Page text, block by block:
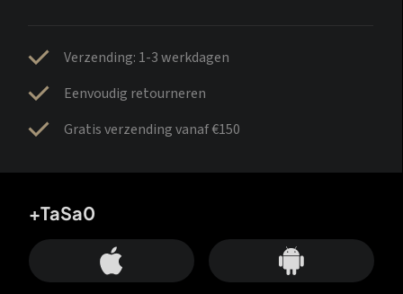
Verzending: 1-3 werkdagen
Eenvoudig retourneren
Gratis verzending vanaf €150
+TaSa0